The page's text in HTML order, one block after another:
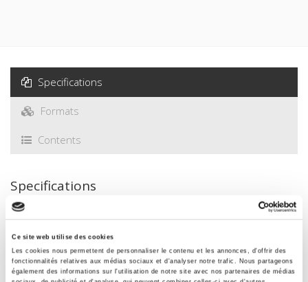
Ce site web utilise des cookies
Les cookies nous permettent de personnaliser le contenu et les annonces, d'offrir des
fonctionnalités relatives aux médias sociaux et d'analyser notre trafic. Nous partageons
également des informations sur l'utilisation de notre site avec nos partenaires de médias
Specifications
Formats
Contents
Specifications
Presses de Sciences Po
Author